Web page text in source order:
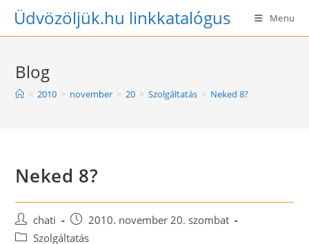
SkipÜdvözöljük.hu linkkatalógus Menu
Blog
> 2010 > november > 20 > Szolgáltatás > Neked 8?
Neked 8?
Post
author:
chati
Post
published:
2010. november 20. szombat
PostSzolgáltatás